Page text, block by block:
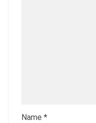
Name *